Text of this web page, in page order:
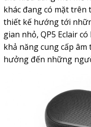
khác đang có mặt
thiết kế hướng tới
gian nhỏ, QP5 Eclair
khả năng cung cấp
hưởng đến những